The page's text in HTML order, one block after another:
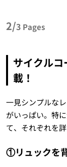
2/3 Pages
サイクル
載！
一見シンプルな
がいっぱい。特
て、それぞれを
①リュックを